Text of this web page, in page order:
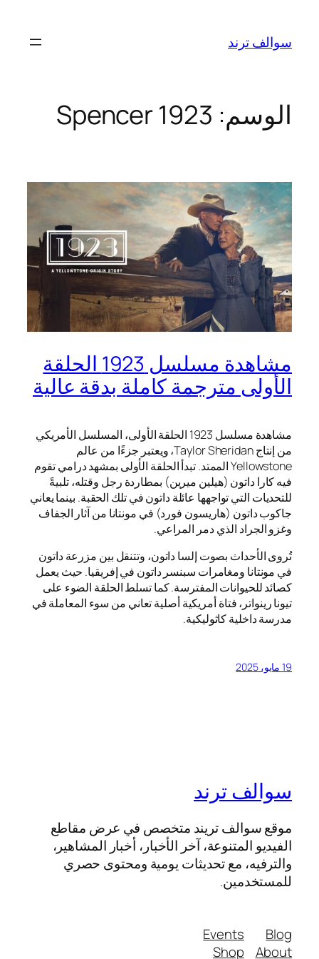
المحتوى
سوالف ترند
الوسم: 1923 Spencer
مشاهدة مسلسل 1923 الحلقة
الأولى مترجمة كاملة بدقة عالية
مشاهدة مسلسل 1923 الحلقة الأولى، المسلسل الأمريكي
من إنتاج Taylor Sheridan، ويعتبر جزءًا من عالم
Yellowstone الممتد. تبدأ الحلقة الأولى بمشهد درامي تقوم
فيه كارا داتون (هيلين ميرين) بمطاردة رجل وقتله، تلبيةً
للتحديات التي تواجهها عائلة داتون في تلك الحقبة. بينما يعاني
جاكوب داتون (هاريسون فورد) في مونتانا من آثار الجفاف
وغزو الجراد الذي دمر المراعي.
تُروى الأحداث بصوت إلسا داتون، وتتنقل بين مزرعة داتون
في مونتانا ومغامرات سبنسر داتون في إفريقيا. حيث يعمل
كصائد للحيوانات المفترسة. كما تسلط الحلقة الضوء على
تيونا رينواتر، فتاة أمريكية أصلية تعاني من سوء المعاملة في
مدرسة داخلية كاثوليكية.
19 مايو، 2025
سوالف ترند
موقع سوالف تريند متخصص في عرض مقاطع
الفيديو المتنوعة، آخر الأخبار، أخبار المشاهير،
والترفيه، مع تحديثات يومية ومحتوى حصري
للمستخدمين.
Blog
About
Events
Shop